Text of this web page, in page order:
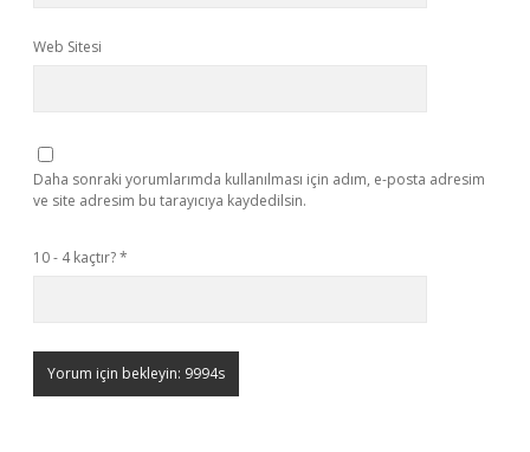
Web Sitesi
Daha sonraki yorumlarımda kullanılması için adım, e-posta adresim
ve site adresim bu tarayıcıya kaydedilsin.
10 - 4 kaçtır?*